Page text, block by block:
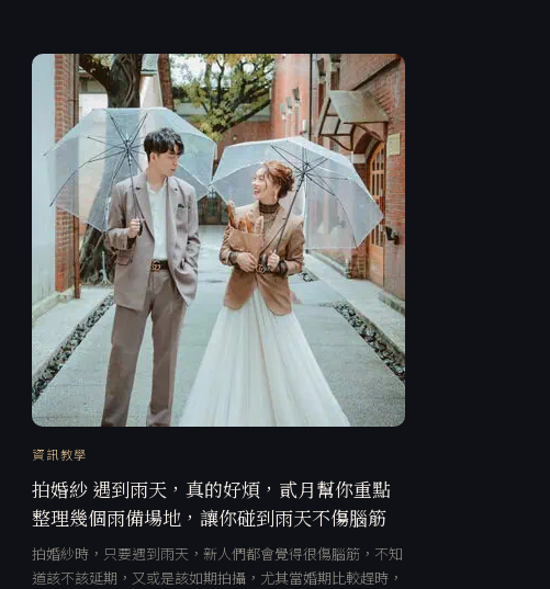
資訊教學
拍婚紗 遇到雨天，真的好煩，貳月幫你重點
整理幾個雨備場地，讓你碰到雨天不傷腦筋
拍婚紗時，只要遇到雨天，新人們都會覺得很傷腦筋，不知
道該不該延期，又或是該如期拍攝，尤其當婚期比較趕時，